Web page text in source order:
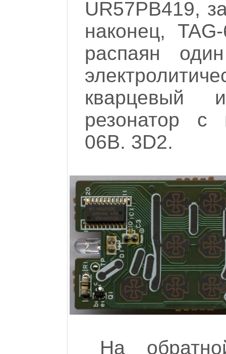
UR57PB419,
наконец,
распаян
кварцевый
резонатор с
06B. 3D2.
На